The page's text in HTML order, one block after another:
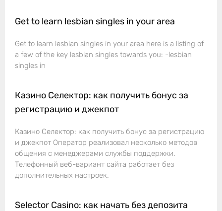
Get to learn lesbian singles in your area
Get to learn lesbian singles in your area here is a listing of
a few of the key lesbian singles towards you: -lesbian
singles in
Казино Селектор: как получить бонус за
регистрацию и джекпот
Казино Селектор: как получить бонус за регистрацию
и джекпот Оператор реализовал несколько методов
общения с менеджерами службы поддержки.
Телефонный веб-вариант сайта работает без
дополнительных настроек.
Selector Casino: как начать без депозита